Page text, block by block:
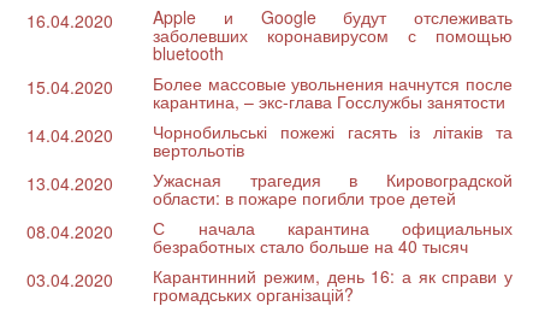
16.04.2020
Apple и Google будут отслеживать
заболевших коронавирусом с помощью
bluetooth
15.04.2020
Более массовые увольнения начнутся после
карантина, – экс-глава Госслужбы занятости
14.04.2020
Чорнобильські пожежі гасять із літаків та
вертольотів
13.04.2020
Ужасная трагедия в Кировоградской
области: в пожаре погибли трое детей
08.04.2020
С начала карантина официальных
безработных стало больше на 40 тысяч
03.04.2020
Карантинний режим, день 16: а як справи у
громадських організацій?